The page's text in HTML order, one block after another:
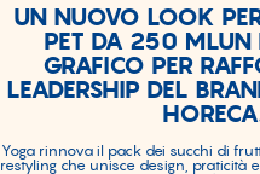
UN NUOVO LOOK
PET DA 250 MLUN
GRAFICO PER
LEADERSHIP DEL
Yoga rinnova il pack dei succhi di
restyling che unisce design, praticità